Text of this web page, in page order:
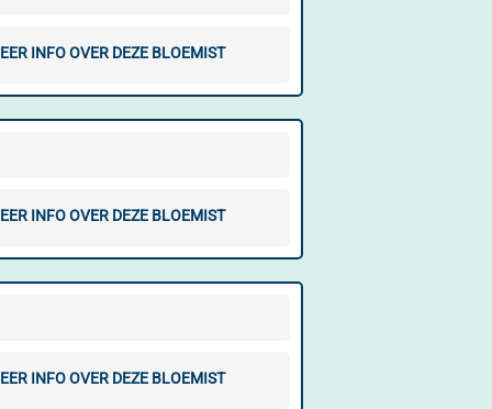
INFO OVER DEZE BLOEMIST
INFO OVER DEZE BLOEMIST
INFO OVER DEZE BLOEMIST